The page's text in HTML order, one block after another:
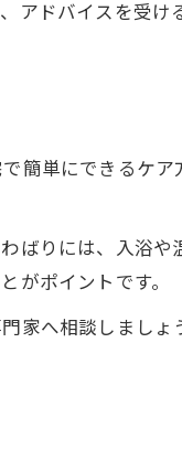
アドバイスを受け
簡単にできるケア
ばりには、入浴や
がポイントです。
家へ相談しましょ